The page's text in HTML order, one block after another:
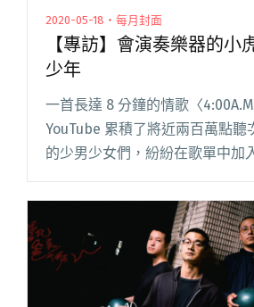
2020-05-18・每月封面
【專訪】會演奏樂器的小
少年
一首長達 8 分鐘的情歌〈
YouTube 累積了將近兩百萬點聽
的少男少女們，紛紛在歌單中加
年」這個名字；演出定番壓軸曲
知道淋濕了多少憂傷的靈魂。也
安的外型並不算閱讀全文 "【專
的小虎隊：荷爾蒙少年"